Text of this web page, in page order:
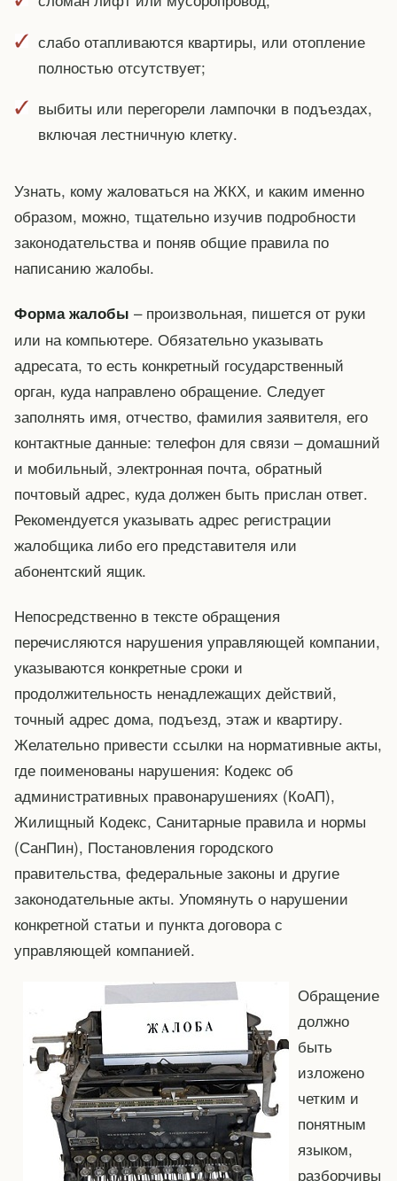
слабо отапливаются квартиры, или отопление
полностью отсутствует;
выбиты или перегорели лампочки в подъездах,
включая лестничную клетку.
Узнать, кому жаловаться на ЖКХ, и каким именно
образом, можно, тщательно изучив подробности
законодательства и поняв общие правила по
написанию жалобы.
Форма жалобы – произвольная, пишется от руки
или на компьютере. Обязательно указывать
адресата, то есть конкретный государственный
орган, куда направлено обращение. Следует
заполнять имя, отчество, фамилия заявителя, его
контактные данные: телефон для связи – домашний
и мобильный, электронная почта, обратный
почтовый адрес, куда должен быть прислан ответ.
Рекомендуется указывать адрес регистрации
жалобщика либо его представителя или
абонентский ящик.
Непосредственно в тексте обращения
перечисляются нарушения управляющей компании,
указываются конкретные сроки и
продолжительность ненадлежащих действий,
точный адрес дома, подъезд, этаж и квартиру.
Желательно привести ссылки на нормативные акты,
где поименованы нарушения: Кодекс об
административных правонарушениях (КоАП),
Жилищный Кодекс, Санитарные правила и нормы
(СанПин), Постановления городского
правительства, федеральные законы и другие
законодательные акты. Упомянуть о нарушении
конкретной статьи и пункта договора с
управляющей компанией.
Обращение
должно
быть
изложено
четким и
понятным
языком,
разборчивы